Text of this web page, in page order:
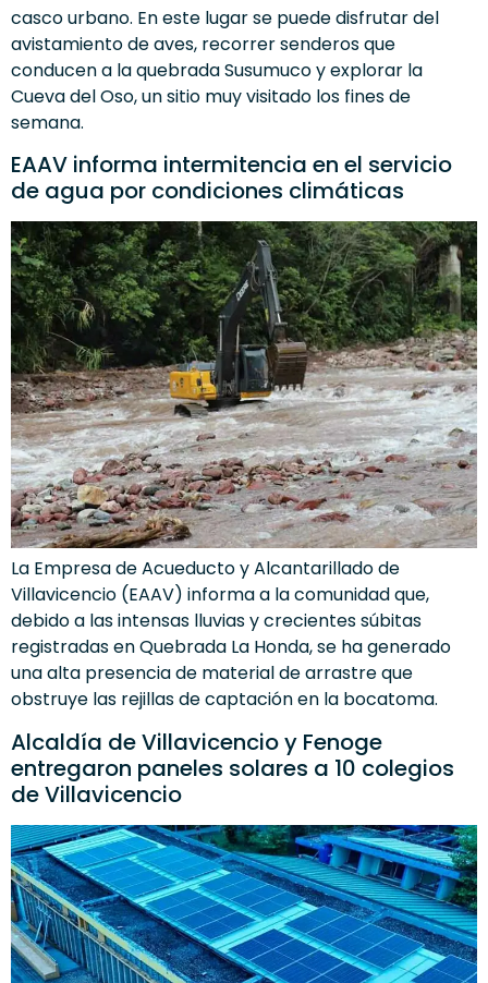
casco urbano. En este lugar se puede disfrutar del
avistamiento de aves, recorrer senderos que
conducen a la quebrada Susumuco y explorar la
Cueva del Oso, un sitio muy visitado los fines de
semana.
EAAV informa intermitencia en el servicio
de agua por condiciones climáticas
La Empresa de Acueducto y Alcantarillado de
Villavicencio (EAAV) informa a la comunidad que,
debido a las intensas lluvias y crecientes súbitas
registradas en Quebrada La Honda, se ha generado
una alta presencia de material de arrastre que
obstruye las rejillas de captación en la bocatoma.
Alcaldía de Villavicencio y Fenoge
entregaron paneles solares a 10 colegios
de Villavicencio